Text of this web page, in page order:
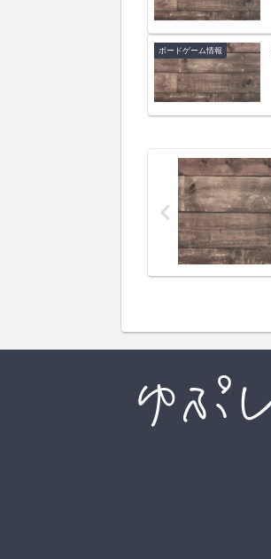
ボードゲーム情報